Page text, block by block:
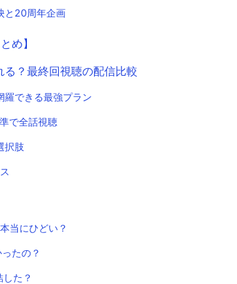
と20周年企画
め】
？最終回視聴の配信比較
できる最強プラン
で全話視聴
択肢
当にひどい？
たの？
た？